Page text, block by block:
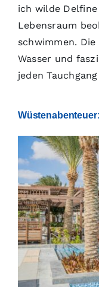
ich wilde
Lebensraum
schwimmen.
Wasser und
jeden